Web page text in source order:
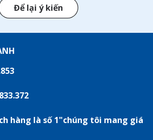
Để lại ý kiến
hàng là số 1"chúng tôi mang giá